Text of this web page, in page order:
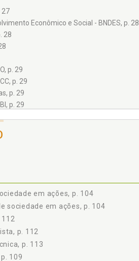
27
Econômico e Social - BNDES, p. 28
28
p. 29
p. 29
p. 29
p. 29
p. 30
Empréstimos, p. 30
e Custódia (Clearing), p. 32
- SPB, p. 33
I - Sistema Financeiro Nacional, p. 35
E FINANÇAS, p. 39
p. 41
p. 45
em ações, p. 104
sociedade em ações, p. 104
112
p. 112
p. 113
109